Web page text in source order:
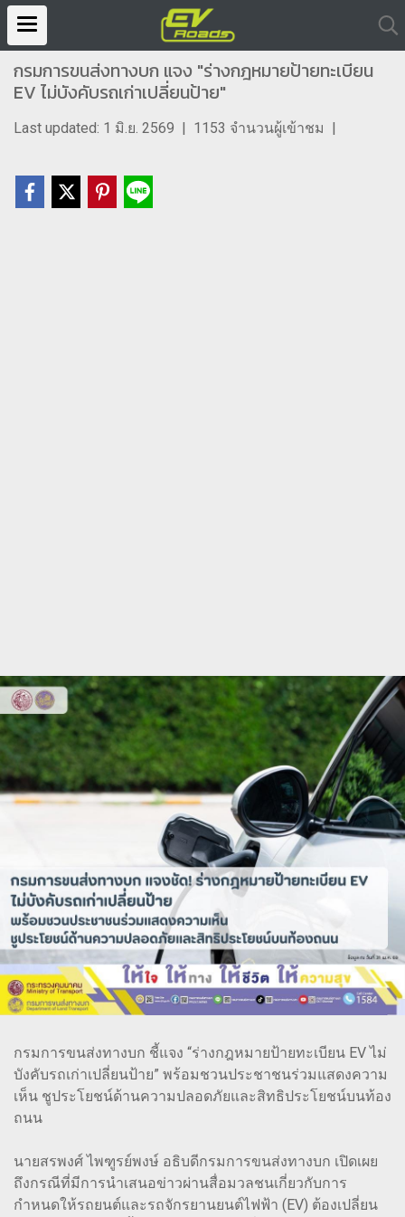
กรมการขนส่งทางบก แจง "ร่างกฎหมายป้ายทะเบียน
EV ไม่บังคับรถเก่าเปลี่ยนป้าย"
Last updated: 1 มิ.ย. 2569 | 1153 จำนวนผู้เข้าชม |
กรมการขนส่งทางบก ชี้แจง “ร่างกฎหมายป้ายทะเบียน EV ไม่
บังคับรถเก่าเปลี่ยนป้าย” พร้อมชวนประชาชนร่วมแสดงความ
เห็น ชูประโยชน์ด้านความปลอดภัยและสิทธิประโยชน์บนท้อง
ถนน
นายสรพงศ์ ไพฑูรย์พงษ์ อธิบดีกรมการขนส่งทางบก เปิดเผย
ถึงกรณีที่มีการนำเสนอข่าวผ่านสื่อมวลชนเกี่ยวกับการ
กำหนดให้รถยนต์และรถจักรยานยนต์ไฟฟ้า (EV) ต้องเปลี่ยน